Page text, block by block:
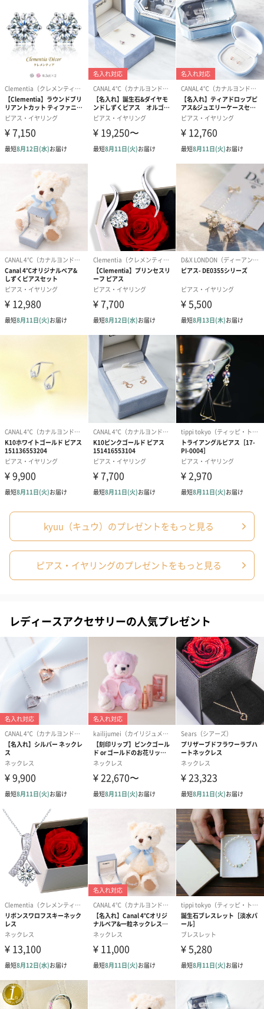
kyuu（キュウ）のプレゼントをもっと見る
ピアス・イヤリングのプレゼントをもっと見る
レディースアクセサリーの人気プレゼント